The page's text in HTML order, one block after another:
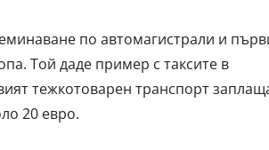
по автомагистрали и
Той даде пример с таксите в
тежкотоварен транспорт
20 евро.